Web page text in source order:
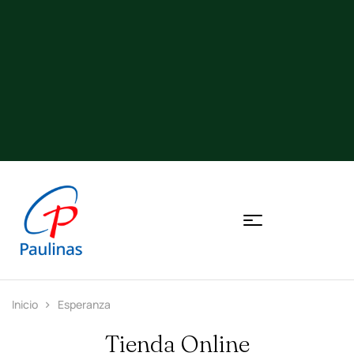
Inicio Esperanza
Tienda Online